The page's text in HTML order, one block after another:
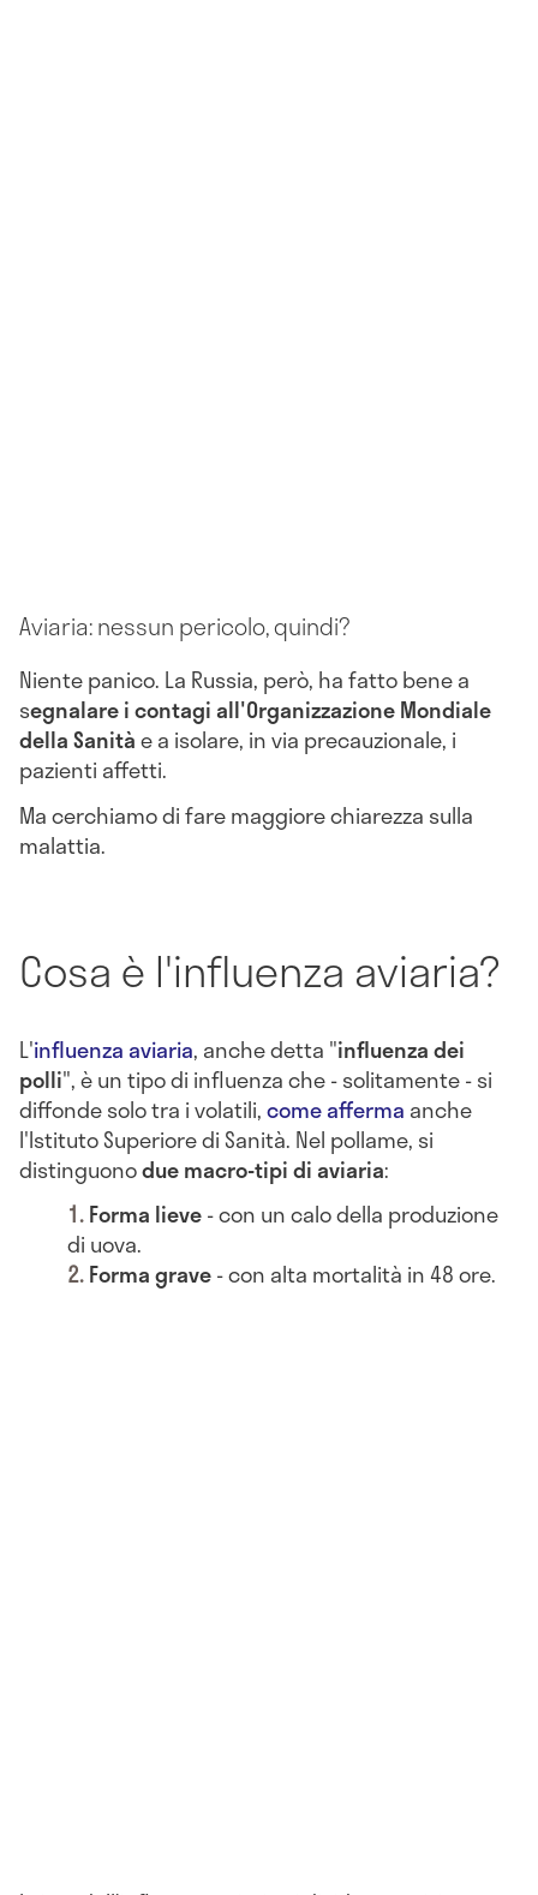
Aviaria: nessun pericolo, quindi?
Niente panico. La Russia, però, ha fatto bene a
segnalare i contagi all'Organizzazione Mondiale
della Sanitàe a isolare, in via precauzionale, i
pazienti affetti.
Ma cerchiamo di fare maggiore chiarezza sulla
malattia.
Cosa è l'influenza aviaria?
L'influenza aviaria, anche detta "influenza dei
polli", è un tipo di influenza che - solitamente - si
diffonde solo tra i volatili,come afferma anche
l'Istituto Superiore di Sanità. Nel pollame, si
distinguonodue macro-tipi diaviaria:
Forma lieve- con un calo della produzione
di uova.
Forma grave- con alta mortalità in 48 ore.